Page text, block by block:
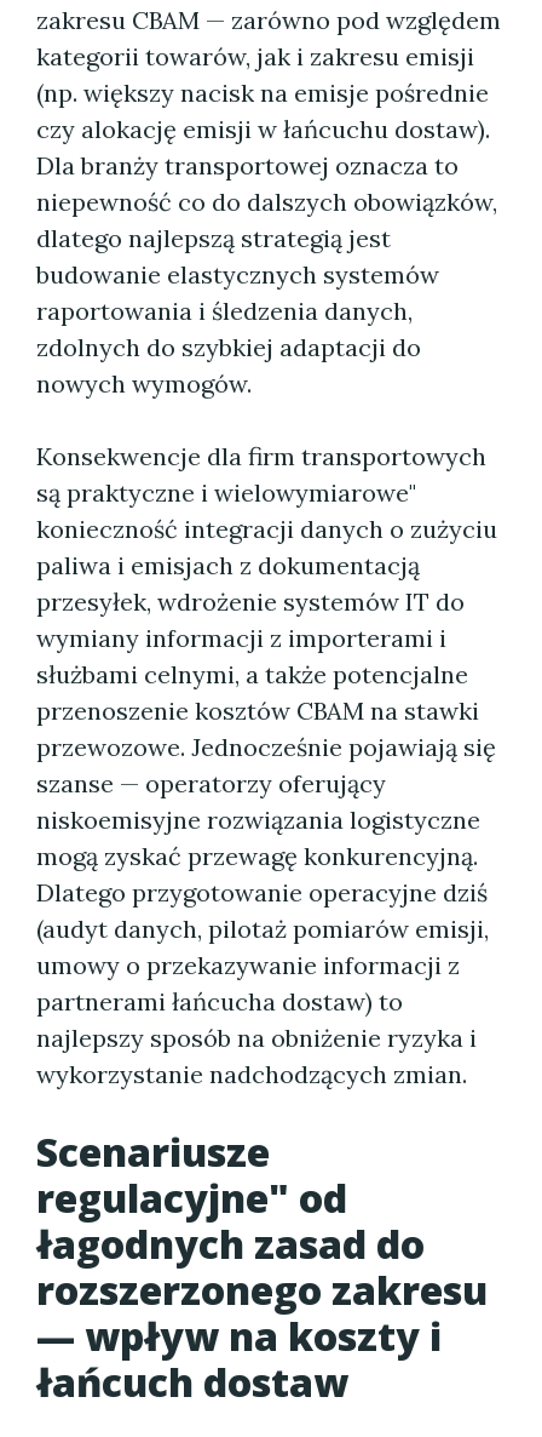
zakresu CBAM — zarówno pod względem
kategorii towarów, jak i zakresu emisji
(np. większy nacisk na emisje pośrednie
czy alokację emisji w łańcuchu dostaw).
Dla branży transportowej oznacza to
niepewność co do dalszych obowiązków,
dlatego najlepszą strategią jest
budowanie elastycznych systemów
raportowania i śledzenia danych,
zdolnych do szybkiej adaptacji do
nowych wymogów.
Konsekwencje dla firm transportowych
są praktyczne i wielowymiarowe"
konieczność integracji danych o zużyciu
paliwa i emisjach z dokumentacją
przesyłek, wdrożenie systemów IT do
wymiany informacji z importerami i
służbami celnymi, a także potencjalne
przenoszenie kosztów CBAM na stawki
przewozowe. Jednocześnie pojawiają się
szanse — operatorzy oferujący
niskoemisyjne rozwiązania logistyczne
mogą zyskać przewagę konkurencyjną.
Dlatego przygotowanie operacyjne dziś
(audyt danych, pilotaż pomiarów emisji,
umowy o przekazywanie informacji z
partnerami łańcucha dostaw) to
najlepszy sposób na obniżenie ryzyka i
wykorzystanie nadchodzących zmian.
Scenariusze
regulacyjne" od
łagodnych zasad do
rozszerzonego zakresu
— wpływ na koszty i
łańcuch dostaw